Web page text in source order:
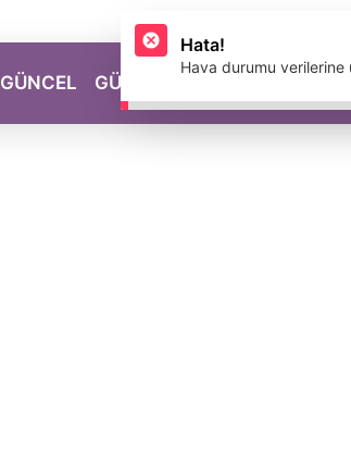
GÜNCEL GÜZELLİK